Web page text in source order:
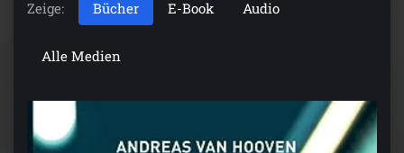
Zeige: Bücher E-Book Audio
Alle Medien